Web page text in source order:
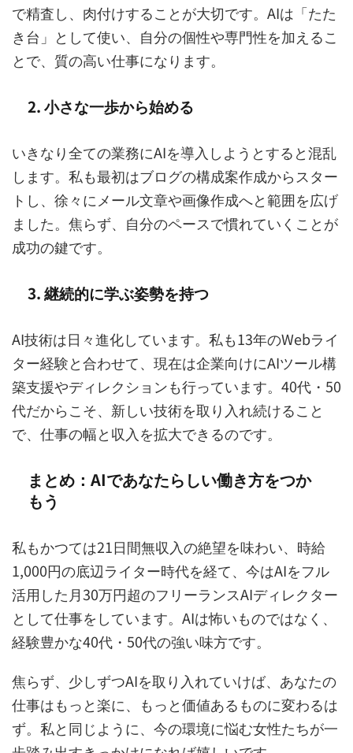
で精査し、肉付けすることが大切です。AIは「たた
き台」として使い、自分の個性や専門性を加えるこ
とで、質の高い仕事になります。
2. 小さな一歩から始める
いきなり全ての業務にAIを導入しようとすると混乱
します。私も最初はブログの構成案作成からスター
トし、徐々にメール文章や画像作成へと範囲を広げ
ました。焦らず、自分のペースで慣れていくことが
成功の鍵です。
3. 継続的に学ぶ姿勢を持つ
AI技術は日々進化しています。私も13年のWebライ
ター経験と合わせて、現在は企業向けにAIツール構
築支援やディレクションも行っています。40代・50
代だからこそ、新しい技術を取り入れ続けること
で、仕事の幅と収入を拡大できるのです。
まとめ：AIであなたらしい働き方をつか
もう
私もかつては21日間無収入の絶望を味わい、時給
1,000円の底辺ライター時代を経て、今はAIをフル
活用した月30万円超のフリーランスAIディレクター
として仕事をしています。AIは怖いものではなく、
経験豊かな40代・50代の強い味方です。
焦らず、少しずつAIを取り入れていけば、あなたの
仕事はもっと楽に、もっと価値あるものに変わるは
ず。私と同じように、今の環境に悩む女性たちが一